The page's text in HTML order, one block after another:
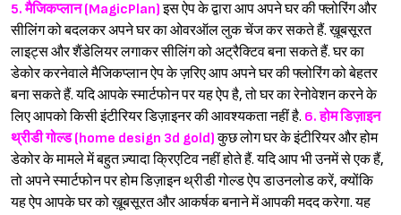
5. मैजिकप्लान (MagicPlan)इस ऐप के द्वारा आप अपने घर की फ्लोरिंग और
सीलिंग को बदलकर अपने घर का ओवरऑल लुक चेंज कर सकते हैं. ख़ूबसूरत
लाइट्स और शैंडेलियर लगाकर सीलिंग को अट्रैक्टिव बना सकते हैं. घर का
डेकोर करनेवाले मैजिकप्लान ऐप के ज़रिए आप अपने घर की फ्लोरिंग को बेहतर
बना सकते हैं. यदि आपके स्मार्टफोन पर यह ऐप है, तो घर का रेनोवेशन करने के
लिए आपको किसी इंटीरियर डिज़ाइनर की आवश्यकता नहीं है. 6. होम डिज़ाइन
थ्रीडी गोल्ड (home design 3d gold)कुछ लोग घर के इंटीरियर और होम
डेकोर के मामले में बहुत ज़्यादा क्रिएटिव नहीं होते हैं. यदि आप भी उनमें से एक हैं,
तो अपने स्मार्टफोन पर होम डिज़ाइन थ्रीडी गोल्ड ऐप डाउनलोड करें, क्योंकि
यह ऐप आपके घर को ख़ूबसूरत और आकर्षक बनाने में आपकी मदद करेगा. यह